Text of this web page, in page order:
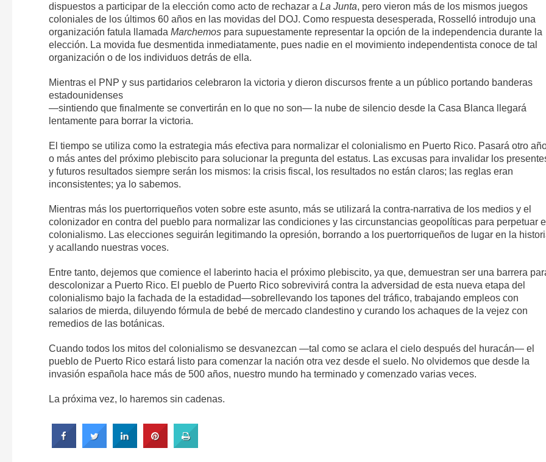
dispuestos a participar de la elección como acto de rechazar a La Junta, pero vieron más de los mismos juegos
coloniales de los últimos 60 años en las movidas del DOJ. Como respuesta desesperada, Rosselló introdujo una
organización fatula llamada Marchemos para supuestamente representar la opción de la independencia durante la
elección. La movida fue desmentida inmediatamente, pues nadie en el movimiento independentista conoce de tal
organización o de los individuos detrás de ella.
Mientras el PNP y sus partidarios celebraron la victoria y dieron discursos frente a un público portando banderas
estadounidenses
—sintiendo que finalmente se convertirán en lo que no son— la nube de silencio desde la Casa Blanca llegará
lentamente para borrar la victoria.
El tiempo se utiliza como la estrategia más efectiva para normalizar el colonialismo en Puerto Rico. Pasará otro
o más antes del próximo plebiscito para solucionar la pregunta del estatus. Las excusas para invalidar los
y futuros resultados siempre serán los mismos: la crisis fiscal, los resultados no están claros; las reglas eran
inconsistentes; ya lo sabemos.
Mientras más los puertorriqueños voten sobre este asunto, más se utilizará la contra-narrativa de los medios y el
colonizador en contra del pueblo para normalizar las condiciones y las circunstancias geopolíticas para perpetuar
colonialismo. Las elecciones seguirán legitimando la opresión, borrando a los puertorriqueños de lugar en la
y acallando nuestras voces.
Entre tanto, dejemos que comience el laberinto hacia el próximo plebiscito, ya que, demuestran ser una barrera
descolonizar a Puerto Rico. El pueblo de Puerto Rico sobrevivirá contra la adversidad de esta nueva etapa del
colonialismo bajo la fachada de la estadidad—sobrellevando los tapones del tráfico, trabajando empleos con
salarios de mierda, diluyendo fórmula de bebé de mercado clandestino y curando los achaques de la vejez con
remedios de las botánicas.
Cuando todos los mitos del colonialismo se desvanezcan —tal como se aclara el cielo después del huracán— el
pueblo de Puerto Rico estará listo para comenzar la nación otra vez desde el suelo. No olvidemos que desde la
invasión española hace más de 500 años, nuestro mundo ha terminado y comenzado varias veces.
La próxima vez, lo haremos sin cadenas.